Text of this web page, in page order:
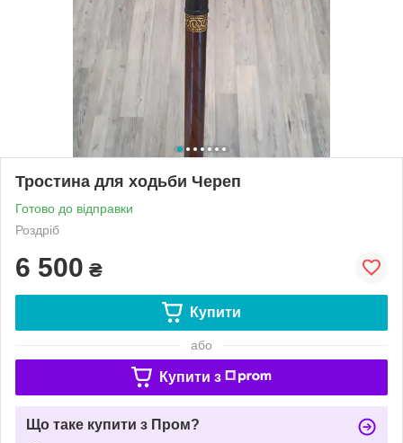
Тростина для ходьби Череп
Готово до відправки
Роздріб
6 500 ₴
Купити
або
Купити з
Що таке купити з Пром?